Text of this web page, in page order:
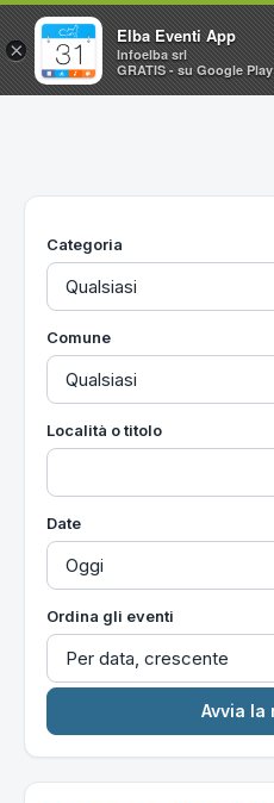
Home
Utilità
Categoria
Comune
Località o titolo
Date
Ordina gli eventi
×
Elba Eventi App
Infoelba srl
GRATIS - su Google Play